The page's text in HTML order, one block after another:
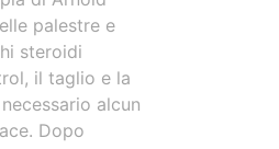
palestre e
steroidi
il taglio e la
alcun
Dopo